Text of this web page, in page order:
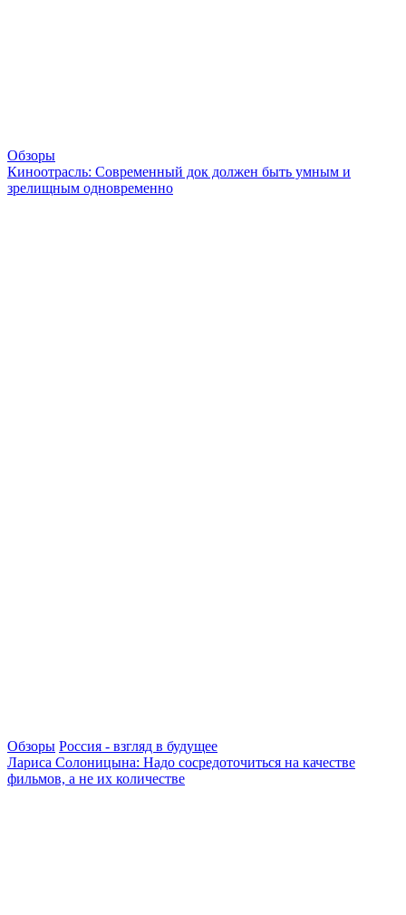
Обзоры
Киноотрасль: Современный док должен быть умным и
зрелищным одновременно
Обзоры Россия - взгляд в будущее
Лариса Солоницына: Надо сосредоточиться на качестве
фильмов, а не их количестве